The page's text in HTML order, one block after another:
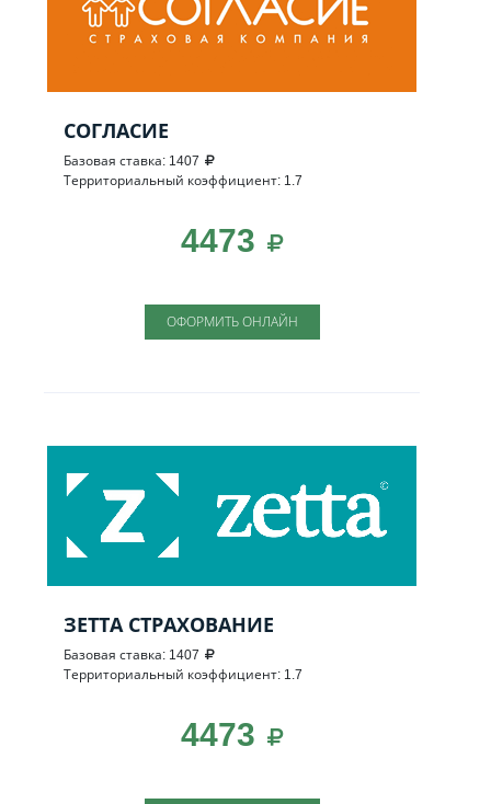
СОГЛАСИЕ
Базовая ставка: 1407
Территориальный коэффициент: 1.7
4473
ОФОРМИТЬ ОНЛАЙН
ЗЕТТА СТРАХОВАНИЕ
Базовая ставка: 1407
Территориальный коэффициент: 1.7
4473